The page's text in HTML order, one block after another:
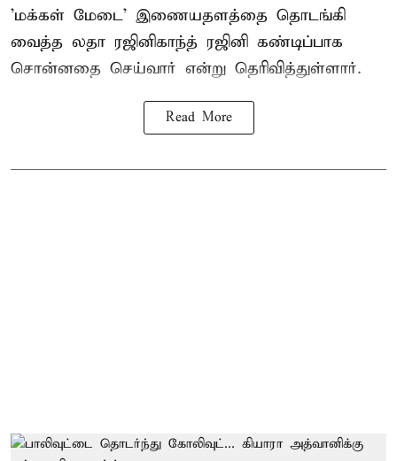
'மக்கள் மேடை' இணையதளத்தை தொடங்கி
வைத்த லதா ரஜினிகாந்த் ரஜினி கண்டிப்பாக
சொன்னதை செய்வார் என்று தெரிவித்துள்ளார்.
Read More